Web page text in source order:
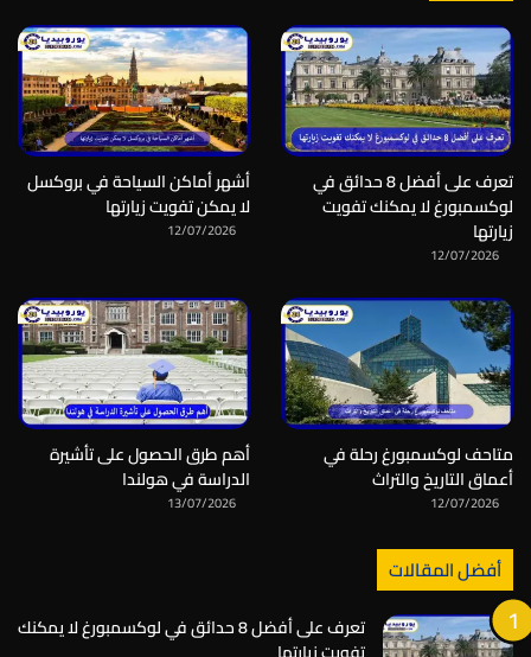
تعرف على أفضل 8 حدائق في
لوكسمبورغ لا يمكنك تفويت
زيارتها
12/07/2026
أشهر أماكن السياحة في بروكسل
لا يمكن تفويت زيارتها
12/07/2026
متاحف لوكسمبورغ رحلة في
أعماق التاريخ والتراث
12/07/2026
أهم طرق الحصول على تأشيرة
الدراسة في هولندا
13/07/2026
أفضل المقالات
تعرف على أفضل 8 حدائق في لوكسمبورغ لا يمكنك